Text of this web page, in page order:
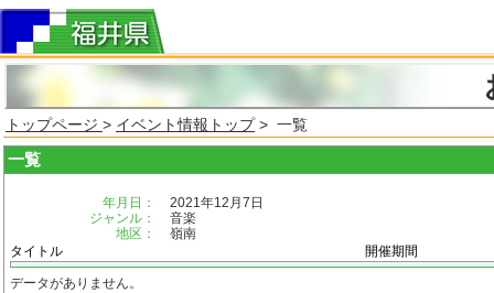
トップページ > イベント情報トップ> 一覧
一覧
年月日：
2021年12月7日
ジャンル：
音楽
地区：
嶺南
タイトル
開催期間
データがありません。